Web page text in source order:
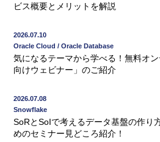
ビス概要とメリットを解説
2026.07.10
Oracle Cloud / Oracle Database
気になるテーマから学べる！無料オ
向けウェビナー」のご紹介
2026.07.08
Snowflake
SoRとSoIで考えるデータ基盤の作り
めのセミナー見どころ紹介！